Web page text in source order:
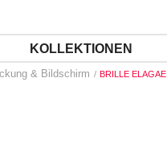
KOLLEKTIONEN
& Bildschirm BRILLE ELAGAE